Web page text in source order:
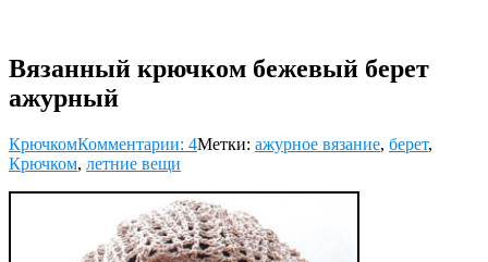
Вязанный крючком бежевый берет
ажурный
КрючкомКомментарии: 4Метки: ажурное вязание, берет,
Крючком, летние вещи